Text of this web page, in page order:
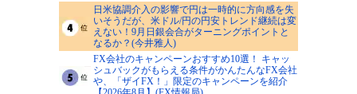
日米協調介入の影響で円は一時的に方向感を失
いそうだが、米ドル/円の円安トレンド継続は変
えない！9月日銀会合がターニングポイントと
なるか？(今井雅人)
FX会社のキャンペーンおすすめ10選！ キャッ
シュバックがもらえる条件がかんたんなFX会社
や、「ザイFX！」限定のキャンペーンを紹介